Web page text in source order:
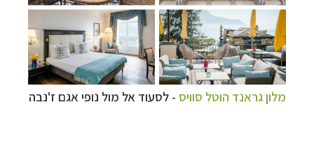
מלון גראנד הוטל סוויס - לסעוד אל מול נופי אגם ז'נבה